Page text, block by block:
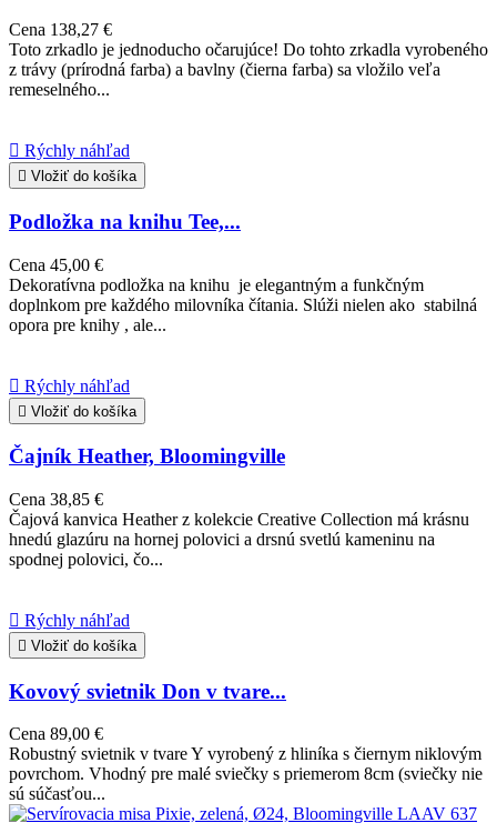
Cena 138,27 €
Toto zrkadlo je jednoducho očarujúce! Do tohto zrkadla vyrobeného
z trávy (prírodná farba) a bavlny (čierna farba) sa vložilo veľa
remeselného...
 Rýchly náhľad
 Vložiť do košíka
Podložka na knihu Tee,...
Cena 45,00 €
Dekoratívna podložka na knihu je elegantným a funkčným
doplnkom pre každého milovníka čítania. Slúži nielen ako stabilná
opora pre knihy , ale...
 Rýchly náhľad
 Vložiť do košíka
Čajník Heather, Bloomingville
Cena 38,85 €
Čajová kanvica Heather z kolekcie Creative Collection má krásnu
hnedú glazúru na hornej polovici a drsnú svetlú kameninu na
spodnej polovici, čo...
 Rýchly náhľad
 Vložiť do košíka
Kovový svietnik Don v tvare...
Cena 89,00 €
Robustný svietnik v tvare Y vyrobený z hliníka s čiernym niklovým
povrchom. Vhodný pre malé sviečky s priemerom 8cm (sviečky nie
sú súčasťou...